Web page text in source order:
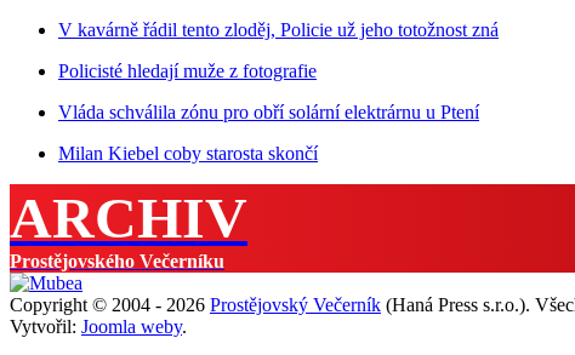
V kavárně řádil tento zloděj, Policie už jeho totožnost zná
Policisté hledají muže z fotografie
Vláda schválila zónu pro obří solární elektrárnu u Ptení
Milan Kiebel coby starosta skončí
ARCHIV
Prostějovského Večerníku
Copyright © 2004 - 2026 Prostějovský Večerník (Haná Press s.r.o.).
Vytvořil: Joomla weby.